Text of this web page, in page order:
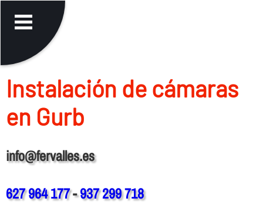
Instalación de cámaras
en Gurb
info@fervalles.es
627 964 177-937 299 718